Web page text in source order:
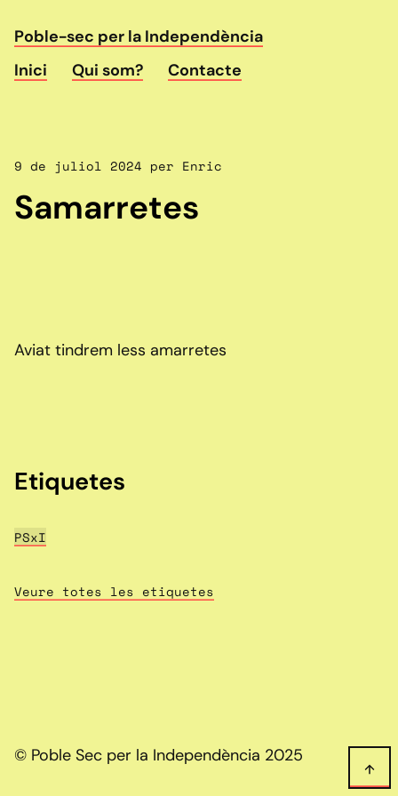
Poble-sec per la Independència
Inici
Qui som? Contacte
9 de juliol 2024 per Enric
Samarretes
Aviat tindrem less amarretes
Etiquetes
PSxI
Veure totes les etiquetes
© Poble Sec per la Independència 2025